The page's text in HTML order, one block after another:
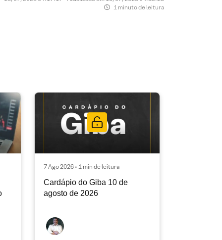
1 minuto de leitura
7 Ago 2026 • 1 min de leitura
Cardápio do Giba 10 de
agosto de 2026